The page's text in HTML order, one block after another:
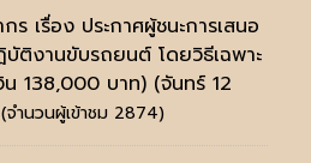
ร เรื่อง ประกาศผู้ชนะการเสนอ
บัติงานขับรถยนต์ โดยวิธีเฉพาะ
น 138,000 บาท) (จันทร์ 12
(จำนวนผู้เข้าชม 2874)